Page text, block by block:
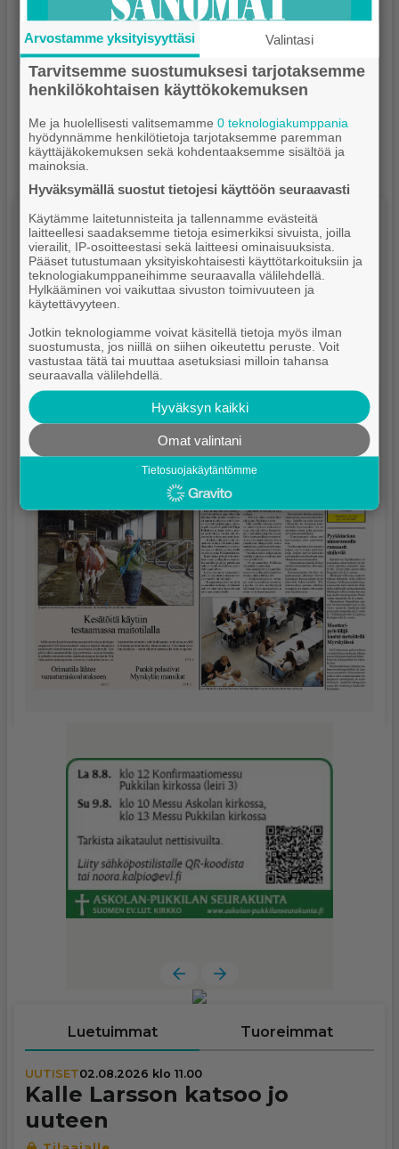
Näköislehti
Luetuimmat Tuoreimmat
UUTISET02.08.2026 klo 11.00
Kalle Larsson katsoo jo
uuteen
Arvostamme yksityisyyttäsi Valintasi
Tarvitsemme suostumuksesi tarjotaksemme
henkilökohtaisen käyttökokemuksen
Me ja huolellisesti valitsemamme0 teknologiakumppania
hyödynnämme henkilötietoja tarjotaksemme paremman
käyttäjäkokemuksen sekä kohdentaaksemme sisältöä ja
mainoksia.
Hyväksymällä suostut tietojesi käyttöön seuraavasti
Käytämme laitetunnisteita ja tallennamme evästeitä
laitteellesi saadaksemme tietoja esimerkiksi sivuista, joilla
vierailit, IP-osoitteestasi sekä laitteesi ominaisuuksista.
Pääset tutustumaan yksityiskohtaisesti käyttötarkoituksiin ja
teknologiakumppaneihimme seuraavalla välilehdellä.
Hylkääminen voi vaikuttaa sivuston toimivuuteen ja
käytettävyyteen.
Jotkin teknologiamme voivat käsitellä tietoja myös ilman
suostumusta, jos niillä on siihen oikeutettu peruste. Voit
vastustaa tätä tai muuttaa asetuksiasi milloin tahansa
seuraavalla välilehdellä.
Hyväksyn kaikki
Omat valintani
Tietosuojakäytäntömme